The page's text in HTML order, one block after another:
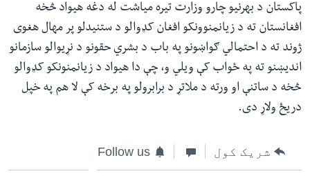
پاکستان د بهرنیو چارو وزارت تیره میاشت له دغه هیواد څخه
افغانستان ته د زیانمنوونکو افغان کډوالو د ستنیدلو پر مهال هغوی
ژوند ته د احتمالي ګواښونو په باب د بشري حقونو د نړیوالو سازمانو
اندیښنو ته په ځواب کې ویلي و، چې دا هیواد د زیانمنونکو کډوالو
څخه د ساتنې او ورته د ملاتړ د برابرولو په برخه کې لا هم په خپل
دریځ ولاړ دی.
شریک کول Follow us